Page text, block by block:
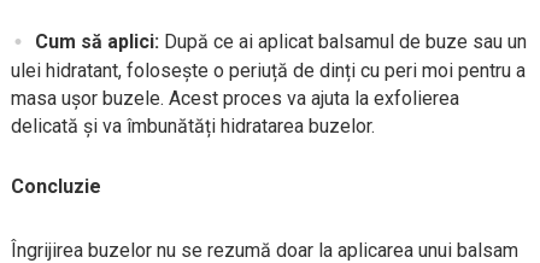
Cum să aplici: După ce ai aplicat balsamul de buze sau un
ulei hidratant, folosește o periuță de dinți cu peri moi pentru a
masa ușor buzele. Acest proces va ajuta la exfolierea
delicată și va îmbunătăți hidratarea buzelor.
Concluzie
Îngrijirea buzelor nu se rezumă doar la aplicarea unui balsam